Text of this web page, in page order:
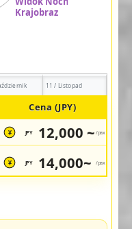
11 / Listopad
Cena (JPY)
¥ JPY 12,000 ~ /pax
¥ JPY 14,000~ /pax